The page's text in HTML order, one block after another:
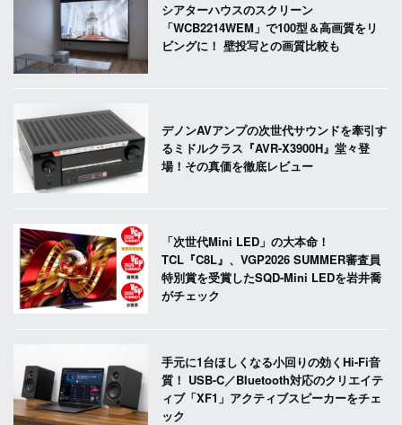
シアターハウスのスクリーン
「WCB2214WEM」で100型＆高画質をリ
ビングに！ 壁投写との画質比較も
デノンAVアンプの次世代サウンドを牽引す
るミドルクラス『AVR-X3900H』堂々登
場！その真価を徹底レビュー
「次世代Mini LED」の大本命！
TCL『C8L』、VGP2026 SUMMER審査員
特別賞を受賞したSQD-Mini LEDを岩井喬
がチェック
手元に1台ほしくなる小回りの効くHi-Fi音
質！ USB-C／Bluetooth対応のクリエイテ
ィブ「XF1」アクティブスピーカーをチェ
ック